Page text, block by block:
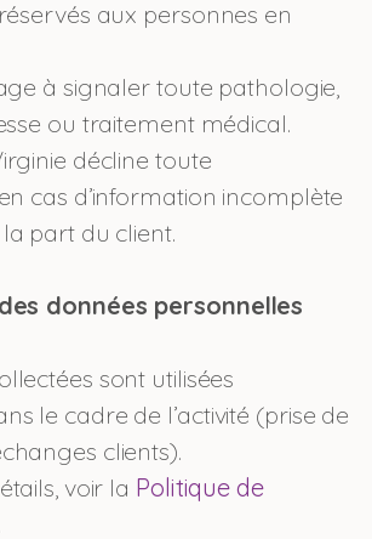
aux personnes en
à signaler toute pathologie,
ou traitement médical.
décline toute
cas d’information incomplète
part du client.
données personnelles
sont utilisées
le cadre de l’activité (prise de
clients).
voir la Politique de